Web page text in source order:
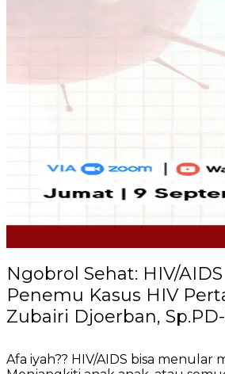
Ngobrol Sehat: HIV/
Penemu Kasus HIV
Zubairi Djoerban,
Afa iyah?? HIV/AIDS bisa menular